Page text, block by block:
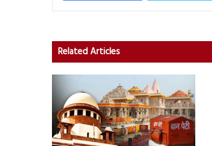
Related Articles